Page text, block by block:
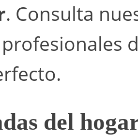
. Consulta
del